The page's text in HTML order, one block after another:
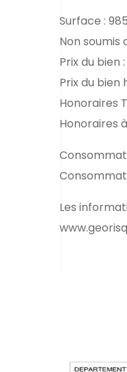
Surface :
Non soumis
Prix du bien
Prix du bien
Honoraires
Honoraires
Les